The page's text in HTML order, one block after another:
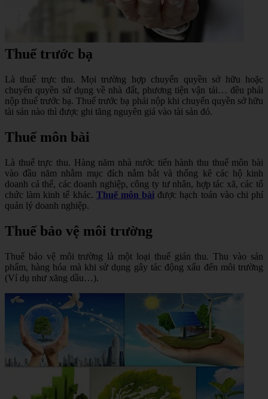
Thuế trước bạ
Là thuế trực thu. Mọi trường hợp chuyển quyền sở hữu hoặc
chuyển quyền sử dụng về nhà đất, phương tiện vận tải… đều phải
nộp thuế trước bạ. Thuế trước bạ phải nộp khi chuyển quyền sở hữu
tài sản nào thì được ghi tăng nguyên giá vào tài sản đó.
Thuế môn bài
Là thuế trực thu. Hàng năm nhà nước tiến hành thu thuế môn bài
vào đầu năm nhằm mục đích nắm bắt và thống kê các hộ kinh
doanh cá thể, các doanh nghiệp, công ty tư nhân, hợp tác xã, các tổ
chức làm kinh tế khác. Thuế môn bài được hạch toán vào chi phí
quản lý doanh nghiệp.
Thuế bảo vệ môi trường
Thuế bảo vệ môi trường là một loại thuế gián thu. Thu vào sản
phẩm, hàng hóa mà khi sử dụng gây tác động xấu đến môi trường
(Ví dụ như xăng dầu…).